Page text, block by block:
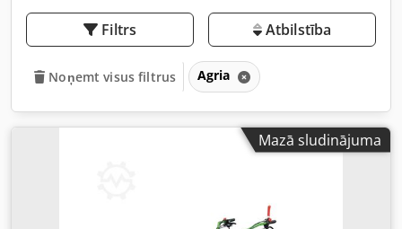
Filtrs Atbilstība
Noņemt visus filtrus Agria
Mazā sludinājuma